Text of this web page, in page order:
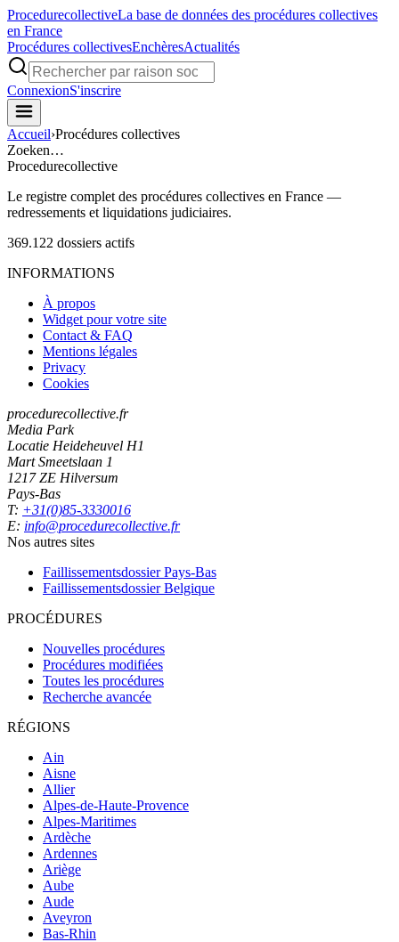
ProcedurecollectiveLa base de données des procédures collectives
en France
Procédures collectivesEnchèresActualités
ConnexionS'inscrire
Accueil›Procédures collectives
Zoeken…
Procedurecollective
Le registre complet des procédures collectives en France —
redressements et liquidations judiciaires.
369.122 dossiers actifs
INFORMATIONS
À propos
Widget pour votre site
Contact & FAQ
Mentions légales
Privacy
Cookies
procedurecollective.fr
Media Park
Locatie Heideheuvel H1
Mart Smeetslaan 1
1217 ZE Hilversum
Pays-Bas
T: +31(0)85-3330016
E: info@procedurecollective.fr
Nos autres sites
Faillissementsdossier Pays-Bas
Faillissementsdossier Belgique
PROCÉDURES
Nouvelles procédures
Procédures modifiées
Toutes les procédures
Recherche avancée
RÉGIONS
Ain
Aisne
Allier
Alpes-de-Haute-Provence
Alpes-Maritimes
Ardèche
Ardennes
Ariège
Aube
Aude
Aveyron
Bas-Rhin